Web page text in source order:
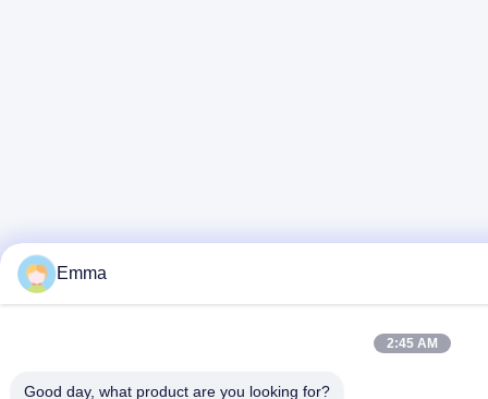
Emma
2:45 AM
Good day, what product are you looking for?